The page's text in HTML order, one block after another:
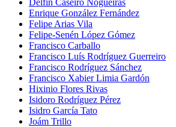
Delfín Caseiro Nogueiras
Enrique González Fernández
Felipe Arias Vila
Felipe-Senén López Gómez
Francisco Carballo
Francisco Luís Rodríguez Guerreiro
Francisco Rodríguez Sánchez
Francisco Xabier Limia Gardón
Hixinio Flores Rivas
Isidoro Rodríguez Pérez
Isidro García Tato
Joám Trillo